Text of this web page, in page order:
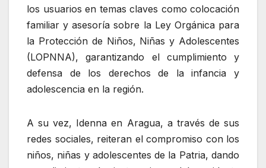
los usuarios en temas claves como colocación
familiar y asesoría sobre la Ley Orgánica para
la Protección de Niños, Niñas y Adolescentes
(LOPNNA), garantizando el cumplimiento y
defensa de los derechos de la infancia y
adolescencia en la región.
A su vez, Idenna en Aragua, a través de sus
redes sociales, reiteran el compromiso con los
niños, niñas y adolescentes de la Patria, dando